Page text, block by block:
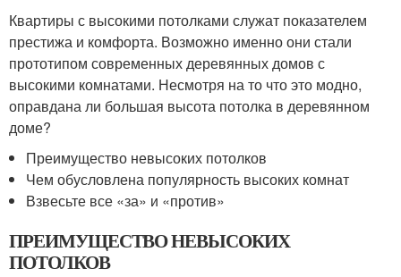
Квартиры с высокими потолками служат показателем
престижа и комфорта. Возможно именно они стали
прототипом современных деревянных домов с
высокими комнатами. Несмотря на то что это модно,
оправдана ли большая высота потолка в деревянном
доме?
Преимущество невысоких потолков
Чем обусловлена популярность высоких комнат
Взвесьте все «за» и «против»
ПРЕИМУЩЕСТВО НЕВЫСОКИХ
ПОТОЛКОВ